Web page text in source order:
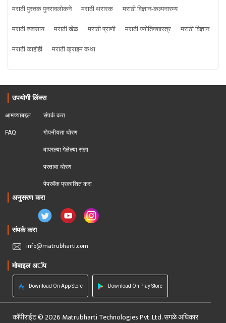
मराठी पुस्तक पुनरावलोकने
मराठी थरारक
मराठी विज्ञान-कल्पनारम्य
मराठी व्यवसाय
मराठी खेळ मराठी प्राणी मराठी ज्योतिषशास्त्र
मराठी विज्ञान
मराठी काहीही
मराठी क्राइम कथा
उपयोगी लिंक्स
आमच्याबद्दल
FAQ
संपर्क करा
गोपनीयता धोरण
वापरल्या गेलेल्या संज्ञा
परतावा धोरण
पेपरबॅक प्रकाशित करा
अनुसरण करा
संपर्क करा
info@matrubharti.com
मोबाइल अॅप
Download On App Store Download On Play Store
कॉपीराईट © 2026 Matrubharti Technologies Pvt. Ltd. सगळे अधिकार